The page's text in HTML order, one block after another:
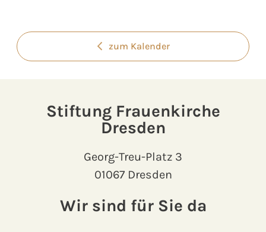
zum Kalender
Stiftung Frauenkirche
Dresden
Georg-Treu-Platz 3
01067 Dresden
Wir sind für Sie da